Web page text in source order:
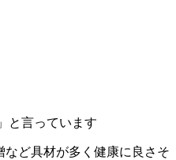
と言っています
ど具材が多く健康に良さそ